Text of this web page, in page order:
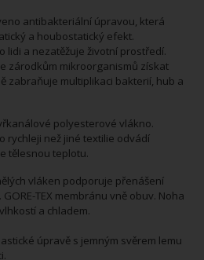
antibakteriální úpravou, která
a houbostatický efekt.
lidi a nezatěžuje životní prostředí.
zárodkům mikroorganismů získat
zabraňuje multiplikaci bakterií, hub a
polyesterové vlákno.
rychleji než jiné textilie odvádí
tělesnou teplotu.
vláken podporuje přenášení
TEX membránu vně obuv. Noha
a chladem.
úpravě s jemným svěrem lemu